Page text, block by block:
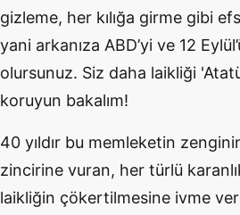
gizleme, her kılığa girme gibi
yani arkanıza ABD’yi ve 12
olursunuz. Siz daha laikliği
koruyun bakalım!
40 yıldır bu memleketin
zincirine vuran, her türlü
laikliğin çökertilmesine ivme